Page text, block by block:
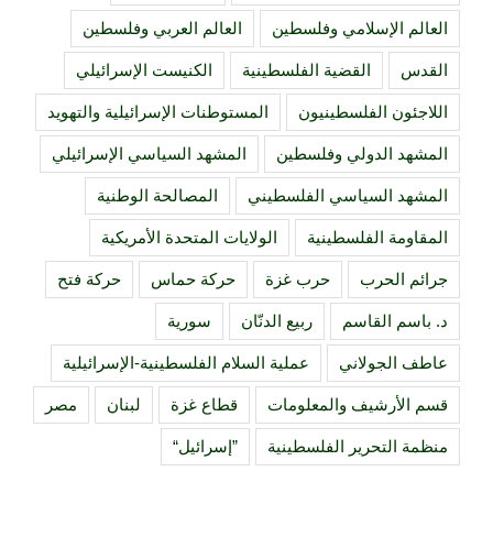
العالم الإسلامي وفلسطين العالم العربي وفلسطين
القدس القضية الفلسطينية الكنيست الإسرائيلي
اللاجئون الفلسطينيون المستوطنات الإسرائيلية والتهويد
المشهد الدولي وفلسطين المشهد السياسي الإسرائيلي
المشهد السياسي الفلسطيني المصالحة الوطنية
المقاومة الفلسطينية الولايات المتحدة الأمريكية
جرائم الحرب حرب غزة حركة حماس حركة فتح
د. باسم القاسم ربيع الدنّان سورية
عاطف الجولاني عملية السلام الفلسطينية-الإسرائيلية
قسم الأرشيف والمعلومات قطاع غزة لبنان مصر
منظمة التحرير الفلسطينية ”إسرائيل“